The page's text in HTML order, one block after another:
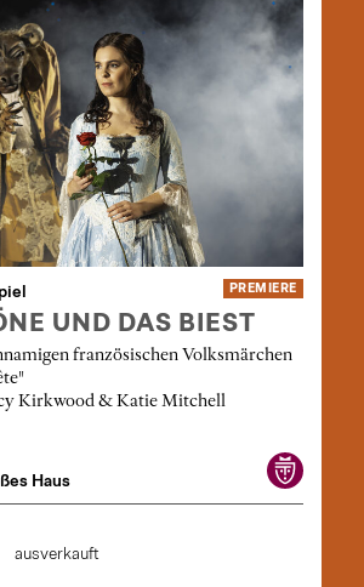
PREMIERE
UND DAS BIEST
französischen Volksmärchen
Kirkwood & Katie Mitchell
Haus
ausverkauft